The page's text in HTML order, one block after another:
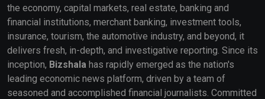
the economy, capital markets, real estate, banking and
financial institutions, merchant banking, investment tools,
insurance, tourism, the automotive industry, and beyond, it
delivers fresh, in-depth, and investigative reporting. Since its
inception, Bizshala has rapidly emerged as the nation's
leading economic news platform, driven by a team of
seasoned and accomplished financial journalists. Committed